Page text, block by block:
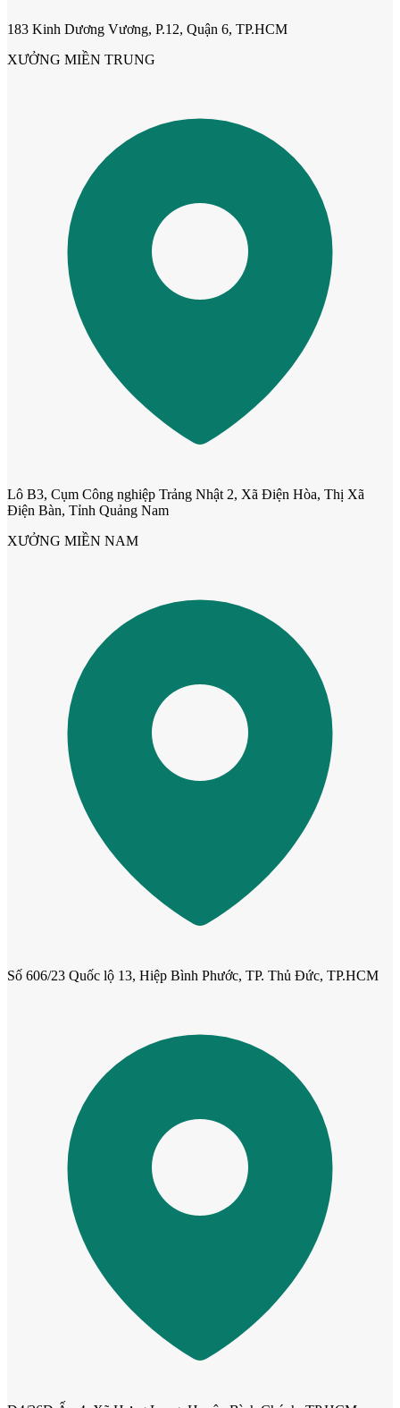
Cửa lùa
Cửa mẫu trơn phẳng
Cửa ô kính
Cửa phào chỉ nổi
Cửa vòm
183 Kinh Dương Vương, P.12, Quận 6, TP.HCM
XƯỞNG MIỀN TRUNG
Lô B3, Cụm Công nghiệp Trảng Nhật 2, Xã Điện Hòa, Thị Xã
Điện Bàn, Tỉnh Quảng Nam
XƯỞNG MIỀN NAM
Số 606/23 Quốc lộ 13, Hiệp Bình Phước, TP. Thủ Đức, TP.HCM